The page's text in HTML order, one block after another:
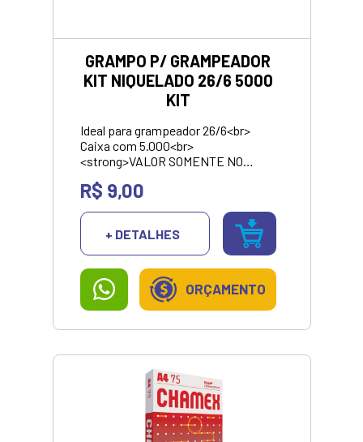
GRAMPO P/ GRAMPEADOR
KIT NIQUELADO 26/6 5000
KIT
Ideal para grampeador 26/6<br>
Caixa com 5.000<br>
<strong>VALOR SOMENTE NO
R$ 9,00
+ DETALHES
ORÇAMENTO